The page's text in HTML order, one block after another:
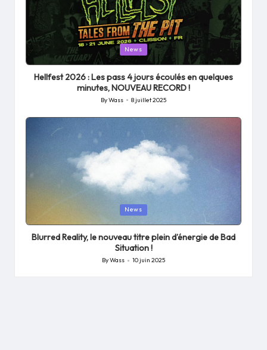
News
Hellfest 2026 : Les pass 4 jours écoulés en quelques
minutes, NOUVEAU RECORD !
Posted
by
ByWass 8 juillet 2025
News
Blurred Reality, le nouveau titre plein d’énergie de Bad
Situation !
Posted
ByWass 10 juin 2025